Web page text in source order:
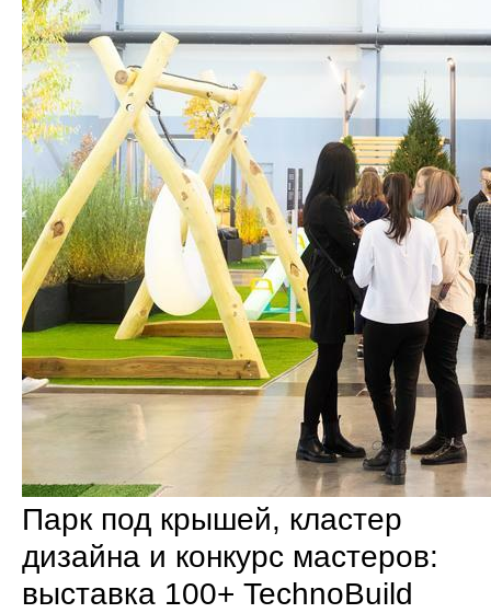
Парк под крышей, кластер
дизайна и конкурс мастеров:
выставка 100+ TechnoBuild